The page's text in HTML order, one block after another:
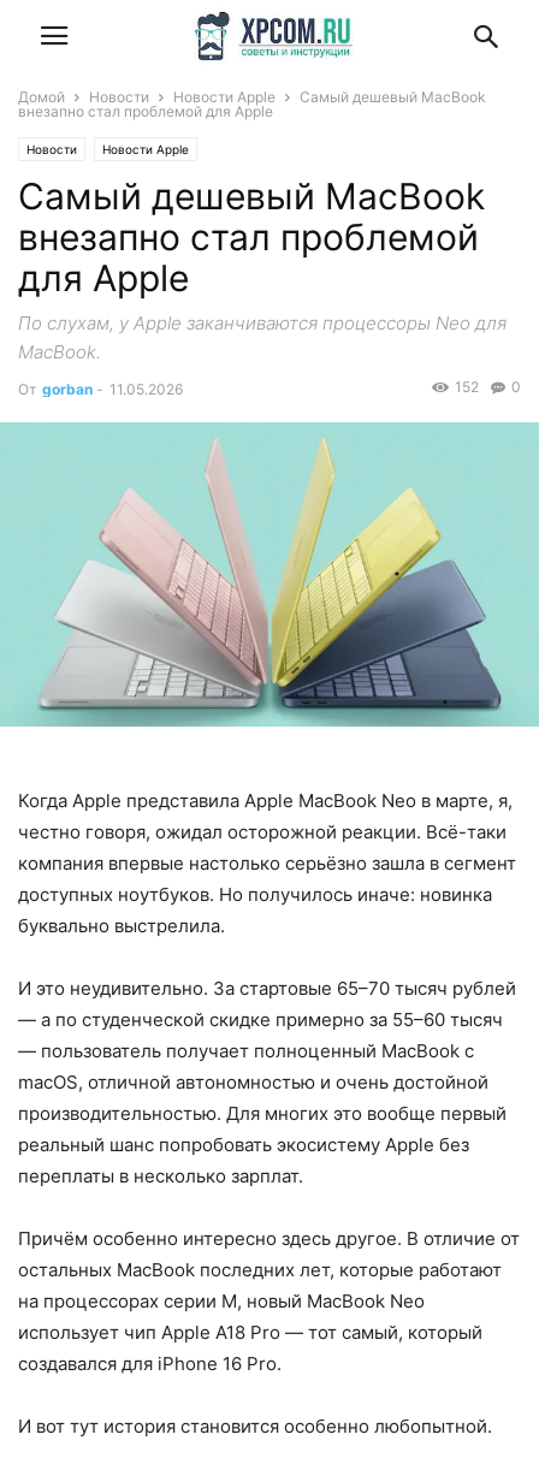
Домой Новости Новости Apple
Самый дешевый MacBook
внезапно стал проблемой для Apple
Новости Новости Apple
Самый дешевый MacBook
внезапно стал проблемой
для Apple
По слухам, у Apple заканчиваются процессоры Neo для
MacBook.
От gorban - 11.05.2026 0
152
Когда Apple представила Apple MacBook Neo в марте, я,
честно говоря, ожидал осторожной реакции. Всё-таки
компания впервые настолько серьёзно зашла в сегмент
доступных ноутбуков. Но получилось иначе: новинка
буквально выстрелила.
И это неудивительно. За стартовые 65–70 тысяч рублей
— а по студенческой скидке примерно за 55–60 тысяч
— пользователь получает полноценный MacBook с
macOS, отличной автономностью и очень достойной
производительностью. Для многих это вообще первый
реальный шанс попробовать экосистему Apple без
переплаты в несколько зарплат.
Причём особенно интересно здесь другое. В отличие от
остальных MacBook последних лет, которые работают
на процессорах серии M, новый MacBook Neo
использует чип Apple A18 Pro — тот самый, который
создавался для iPhone 16 Pro.
И вот тут история становится особенно любопытной.